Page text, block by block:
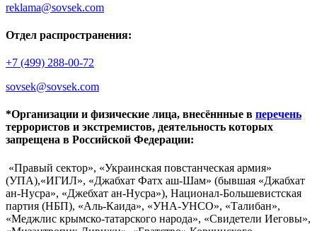
reklama@sovsek.com
Отдел распространения:
+7 (499) 288-00-72
sovsek@sovsek.com
*Организации и физические лица, внесённные в перечень
террористов и экстремистов, деятельность которых
запрещена в Российской Федерации:
«Правый сектор», «Украинская повстанческая армия»
(УПА),«ИГИЛ», «Джабхат Фатх аш-Шам» (бывшая «Джабхат
ан-Нусра», «Джебхат ан-Нусра»), Национал-Большевистская
партия (НБП), «Аль-Каида», «УНА-УНСО», «Талибан»,
«Меджлис крымско-татарского народа», «Свидетели Иеговы»,